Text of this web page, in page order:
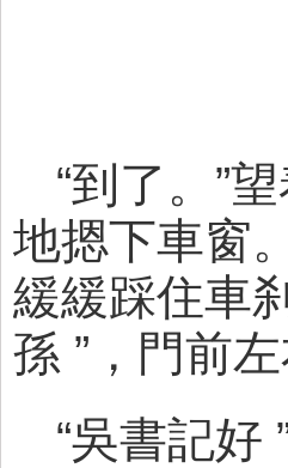
“到了。”
地摁下車窗
緩緩踩住車
孫 ”，門前
“吳書記好